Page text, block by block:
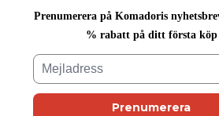
Prenumerera på Komadoris
% rabatt på ditt första köp